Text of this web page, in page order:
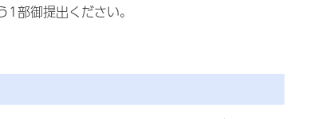
部御提出ください。